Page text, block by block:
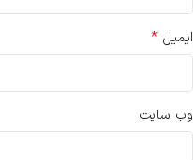
ایمیل *
وب‌ سایت